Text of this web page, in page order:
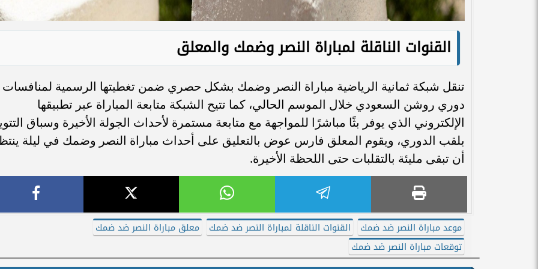
القنوات الناقلة لمباراة النصر وضمك والمعلق
تنقل شبكة ثمانية الرياضية مباراة النصر وضمك بشكل حصري ضمن تغطيتها الرسمية لمنافسات
دوري روشن السعودي خلال الموسم الحالي، كما تتيح الشبكة متابعة المباراة عبر تطبيقها
الإلكتروني الذي يوفر بثًا مباشرًا للمواجهة مع متابعة مستمرة لأحداث الجولة الأخيرة وسباق
بلقب الدوري، ويقوم المعلق فارس عوض بالتعليق على أحداث مباراة النصر وضمك في ليلة
أن تبقى مليئة بالتقلبات حتى اللحظة الأخيرة.
موعد مباراة النصر ضد ضمك القنوات الناقلة لمباراة النصر ضد ضمك
معلق مباراة النصر ضد ضمك
توقعات مباراة النصر ضد ضمك